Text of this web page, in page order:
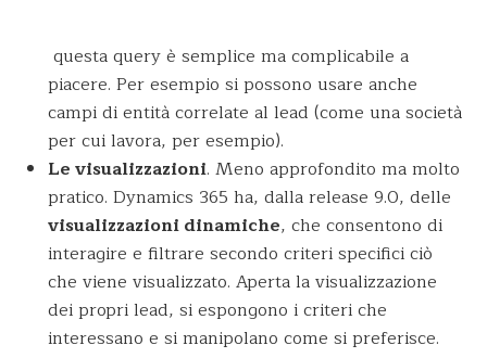
questa query è semplice ma complicabile a
piacere. Per esempio si possono usare anche
campi di entità correlate al lead (come una società
per cui lavora, per esempio).
Le visualizzazioni. Meno approfondito ma molto
pratico. Dynamics 365 ha, dalla release 9.0, delle
visualizzazioni dinamiche, che consentono di
interagire e filtrare secondo criteri specifici ciò
che viene visualizzato. Aperta la visualizzazione
dei propri lead, si espongono i criteri che
interessano e si manipolano come si preferisce.